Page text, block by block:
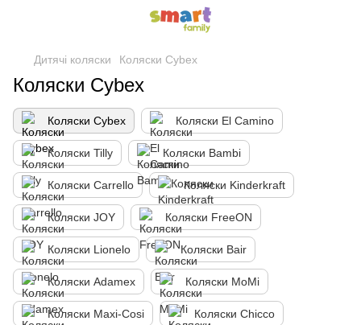
Дитячі коляски Коляски Cybex
Коляски Cybex
Коляски Cybex Коляски El Camino
Коляски Tilly Коляски Bambi
Коляски Carrello Коляски Kinderkraft
Коляски JOY Коляски FreeON
Коляски Lionelo Коляски Bair
Коляски Adamex Коляски MoMi
Коляски Maxi-Cosi Коляски Chicco